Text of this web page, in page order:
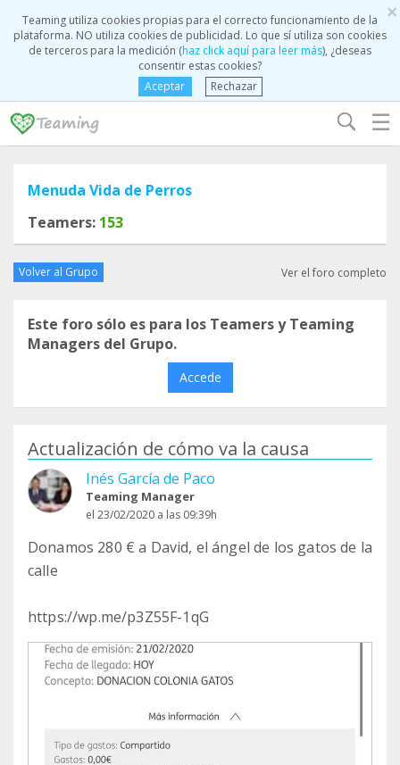
×
Teaming utiliza cookies propias para el correcto funcionamiento de la
plataforma. NO utiliza cookies de publicidad. Lo que sí utiliza son cookies
de terceros para la medición (haz click aquí para leer más), ¿deseas
consentir estas cookies?
Aceptar
Rechazar
☰
Menuda Vida de Perros
Teamers: 153
Volver al Grupo Ver el foro completo
Este foro sólo es para los Teamers y Teaming
Managers del Grupo.
Accede
Actualización de cómo va la causa
Inés García de Paco
Teaming Manager
el 23/02/2020 a las 09:39h
Donamos 280 € a David, el ángel de los gatos de la
calle
https://wp.me/p3Z55F-1qG